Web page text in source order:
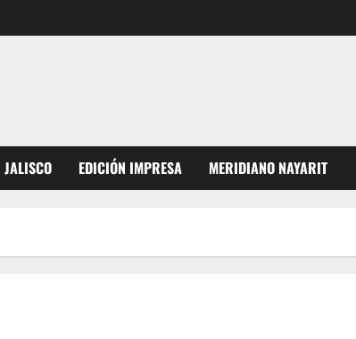
JALISCO EDICIÓN IMPRESA MERIDIANO NAYARIT